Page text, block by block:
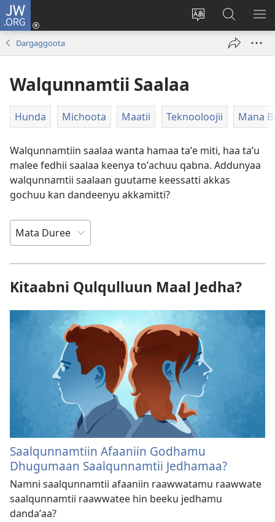
JW.ORG
Afaan
weebsaayitii
Gali
(opens
JW.ORG
Irraa
Barbaadi
Dargaggoota
Walqunnamtii Saalaa
Hunda Michoota Maatii Teknooloojii Mana
Walqunnamtiin saalaa wanta hamaa taʼe miti, haa taʼu
malee fedhii saalaa keenya toʼachuu qabna. Addunyaa
walqunnamtii saalaan guutame keessatti akkas
gochuu kan dandeenyu akkamitti?
Kitaabni Qulqulluun Maal Jedha?
Saalqunnamtiin Afaaniin Godhamu
Dhugumaan Saalqunnamtii Jedhamaa?
Namni saalqunnamtii afaaniin raawwatamu raawwate
saalqunnamtii raawwatee hin beeku jedhamu
dandaʼaa?